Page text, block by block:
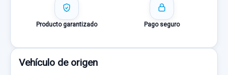
Producto garantizado Pago seguro
Vehículo de origen